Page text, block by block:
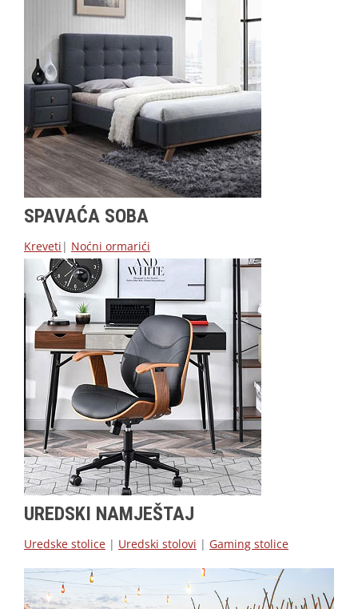
SPAVAĆA SOBA
Kreveti | Noćni ormarići
UREDSKI NAMJEŠTAJ
Uredske stolice | Uredski stolovi | Gaming stolice